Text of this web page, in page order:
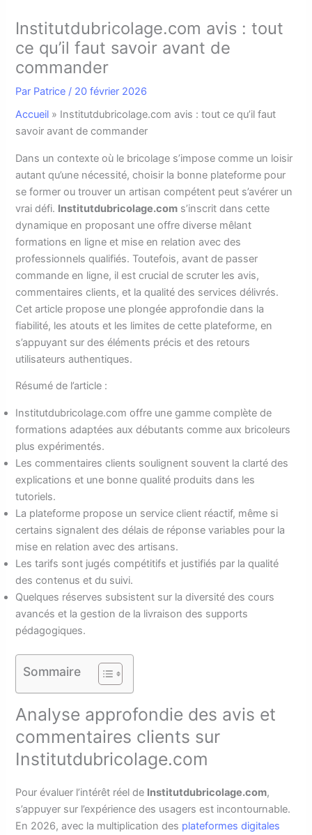
Institutdubricolage.com avis : tout
ce qu’il faut savoir avant de
commander
Par Patrice / 20 février 2026
Accueil » Institutdubricolage.com avis : tout ce qu’il faut
savoir avant de commander
Dans un contexte où le bricolage s’impose comme un loisir
autant qu’une nécessité, choisir la bonne plateforme pour
se former ou trouver un artisan compétent peut s’avérer un
vrai défi. Institutdubricolage.com s’inscrit dans cette
dynamique en proposant une offre diverse mêlant
formations en ligne et mise en relation avec des
professionnels qualifiés. Toutefois, avant de passer
commande en ligne, il est crucial de scruter les avis,
commentaires clients, et la qualité des services délivrés.
Cet article propose une plongée approfondie dans la
fiabilité, les atouts et les limites de cette plateforme, en
s’appuyant sur des éléments précis et des retours
utilisateurs authentiques.
Résumé de l’article :
Institutdubricolage.com offre une gamme complète de
formations adaptées aux débutants comme aux bricoleurs
plus expérimentés.
Les commentaires clients soulignent souvent la clarté des
explications et une bonne qualité produits dans les
tutoriels.
La plateforme propose un service client réactif, même si
certains signalent des délais de réponse variables pour la
mise en relation avec des artisans.
Les tarifs sont jugés compétitifs et justifiés par la qualité
des contenus et du suivi.
Quelques réserves subsistent sur la diversité des cours
avancés et la gestion de la livraison des supports
pédagogiques.
Sommaire
Analyse approfondie des avis et
commentaires clients sur
Institutdubricolage.com
Pour évaluer l’intérêt réel de Institutdubricolage.com,
s’appuyer sur l’expérience des usagers est incontournable.
En 2026, avec la multiplication des plateformes digitales